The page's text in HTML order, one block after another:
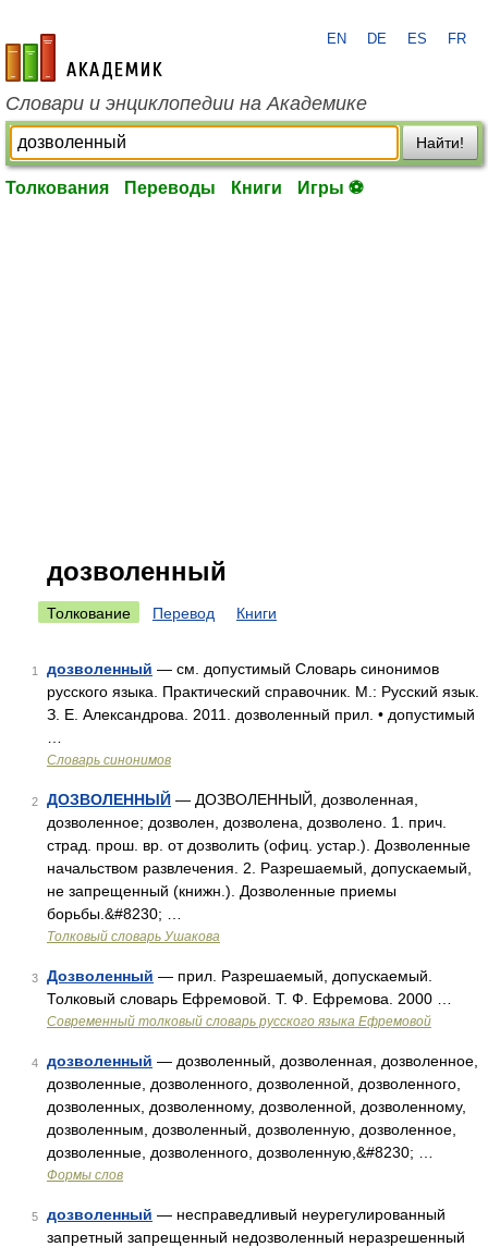
academic.ru
EN DE ES FR
Словари и энциклопедии на Академике
Найти!
Толкования Переводы Книги Игры ⚽
дозволенный
Толкование Перевод Книги
1 дозволенный — см. допустимый Словарь синонимов
русского языка. Практический справочник. М.: Русский язык.
З. Е. Александрова. 2011. дозволенный прил. • допустимый
Словарь синонимов
2 ДОЗВОЛЕННЫЙ — ДОЗВОЛЕННЫЙ, дозволенная,
дозволенное; дозволен, дозволена, дозволено. 1. прич.
страд. прош. вр. от дозволить (офиц. устар.). Дозволенные
начальством развлечения. 2. Разрешаемый, допускаемый,
не запрещенный (книжн.). Дозволенные приемы
борьбы.&#8230; …
Толковый словарь Ушакова
3 Дозволенный — прил. Разрешаемый, допускаемый.
Толковый словарь Ефремовой. Т. Ф. Ефремова. 2000 …
Современный толковый словарь русского языка Ефремовой
4 дозволенный — дозволенный, дозволенная, дозволенное,
дозволенные, дозволенного, дозволенной, дозволенного,
дозволенных, дозволенному, дозволенной, дозволенному,
дозволенным, дозволенный, дозволенную, дозволенное,
дозволенные, дозволенного, дозволенную,&#8230; …
Формы слов
5 дозволенный — несправедливый неурегулированный
запретный запрещенный недозволенный неразрешенный